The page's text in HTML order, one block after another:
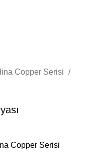
Copper Serisi
Copper Serisi